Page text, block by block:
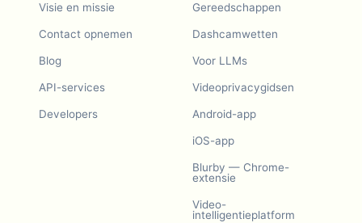
Visie en missie
Contact opnemen
Blog
API-services
Developers
Gereedschappen
Dashcamwetten
Voor LLMs
Videoprivacygidsen
Android-app
iOS-app
Blurby — Chrome-
extensie
Video-
intelligentieplatform